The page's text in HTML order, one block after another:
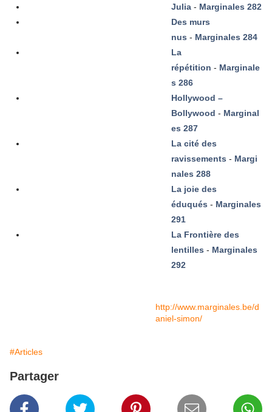
Julia - Marginales 282
Des murs
nus - Marginales 284
La
répétition - Marginale
s 286
Hollywood –
Bollywood - Marginal
es 287
La cité des
ravissements - Margi
nales 288
La joie des
éduqués - Marginales
291
La Frontière des
lentilles - Marginales
292
http://www.marginales.be/d
aniel-simon/
#Articles
Partager